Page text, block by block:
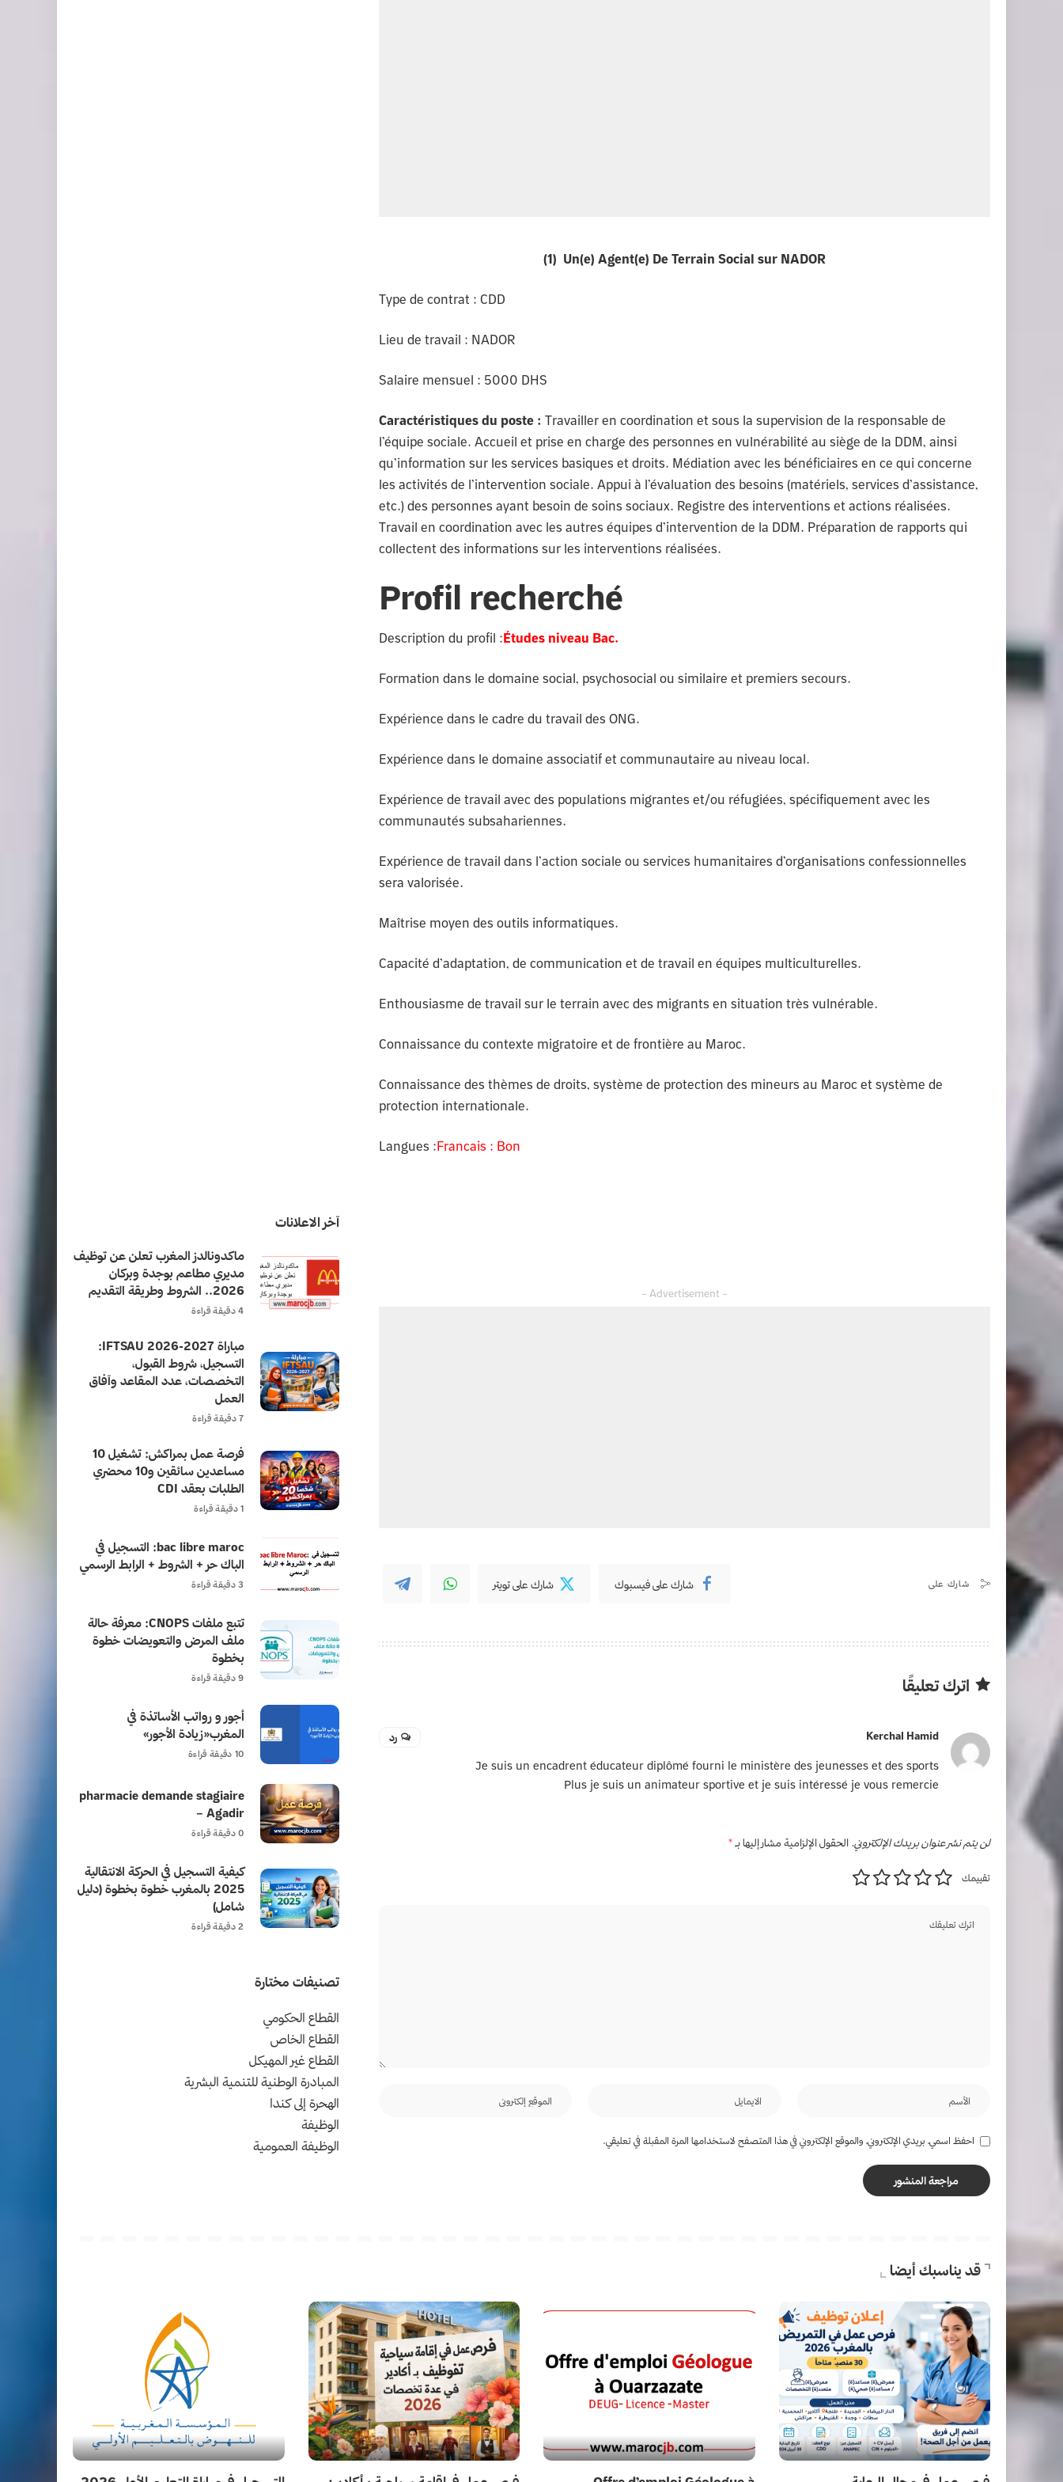
(1) Un(e) Agent(e) De Terrain Social sur NADOR
Type de contrat : CDD
Lieu de travail : NADOR
Salaire mensuel : 5000 DHS
Caractéristiques du poste : Travailler en coordination et sous la supervision de la responsable de
l’équipe sociale. Accueil et prise en charge des personnes en vulnérabilité au siège de la DDM, ainsi
qu’information sur les services basiques et droits. Médiation avec les bénéficiaires en ce qui concerne
les activités de l’intervention sociale. Appui à l’évaluation des besoins (matériels, services d’assistance,
etc.) des personnes ayant besoin de soins sociaux. Registre des interventions et actions réalisées.
Travail en coordination avec les autres équipes d’intervention de la DDM. Préparation de rapports qui
collectent des informations sur les interventions réalisées.
Profil recherché
Description du profil :Études niveau Bac.
Formation dans le domaine social, psychosocial ou similaire et premiers secours.
Expérience dans le cadre du travail des ONG.
Expérience dans le domaine associatif et communautaire au niveau local.
Expérience de travail avec des populations migrantes et/ou réfugiées, spécifiquement avec les
communautés subsahariennes.
Expérience de travail dans l’action sociale ou services humanitaires d’organisations confessionnelles
sera valorisée.
Maîtrise moyen des outils informatiques.
Capacité d’adaptation, de communication et de travail en équipes multiculturelles.
Enthousiasme de travail sur le terrain avec des migrants en situation très vulnérable.
Connaissance du contexte migratoire et de frontière au Maroc.
Connaissance des thèmes de droits, système de protection des mineurs au Maroc et système de
protection internationale.
Langues :Francais : Bon
– Advertisement –
شارك على شارك على فيسبوك شارك على تويتر
اترك تعليقًا
Kerchal Hamid
Je suis un encadrent éducateur diplômé fourni le ministère des jeunesses et des sports
Plus je suis un animateur sportive et je suis intéressé je vous remercie
رد
لن يتم نشر عنوان بريدك الإلكتروني. الحقول الإلزامية مشار إليها بـ*
تقييمك
احفظ اسمي، بريدي الإلكتروني، والموقع الإلكتروني في هذا المتصفح لاستخدامها المرة المقبلة في تعليقي.
آخر الاعلانات
ماكدونالدز المغرب تعلن عن توظيف
مديري مطاعم بوجدة وبركان
2026.. الشروط وطريقة التقديم
4 دقيقة قراءة
مباراة IFTSAU 2026-2027:
التسجيل، شروط القبول،
التخصصات، عدد المقاعد وآفاق
العمل
7 دقيقة قراءة
فرصة عمل بمراكش: تشغيل 10
مساعدين سائقين و10 محضري
الطلبات بعقد CDI
1 دقيقة قراءة
bac libre maroc: التسجيل في
الباك حر + الشروط + الرابط الرسمي
3 دقيقة قراءة
تتبع ملفات CNOPS: معرفة حالة
ملف المرض والتعويضات خطوة
بخطوة
9 دقيقة قراءة
أجور و رواتب الأساتذة في
المغرب«زيادة الأجور»
10 دقيقة قراءة
pharmacie demande stagiaire
– Agadir
0 دقيقة قراءة
كيفية التسجيل في الحركة الانتقالية
2025 بالمغرب خطوة بخطوة (دليل
شامل)
2 دقيقة قراءة
تصنيفات مختارة
القطاع الحكومي
القطاع الخاص
القطاع غير المهيكل
المبادرة الوطنية للتنمية البشرية
الهحرة إلى كندا
الوظيفة
الوظيفة العمومية
قد يناسبك أيضا